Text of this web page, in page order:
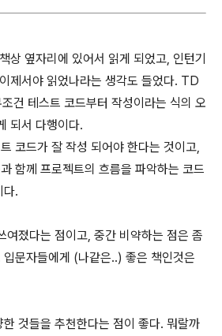
상 옆자리에 있어서 읽게 되었고, 인턴기
제서야 읽었나라는 생각도 들었다. TD
건 테스트 코드부터 작성이라는 식의 오
되서 다행이다.
코드가 잘 작성 되어야 한다는 것이고,
함께 프로젝트의 흐름을 파악하는 코드
다.
여졌다는 점이고, 중간 비약하는 점은 좀
문자들에게 (나같은..) 좋은 책인것은
것들을 추천한다는 점이 좋다. 뭐랄까